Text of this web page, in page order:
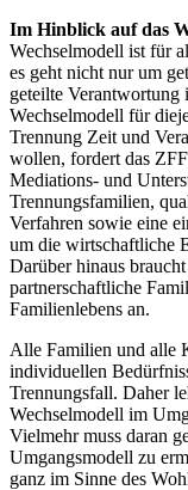
Im Hinblick auf das
Wechselmodell ist für
es geht nicht nur um
geteilte Verantwortung
Wechselmodell für
Trennung Zeit und
wollen, fordert das
Mediations- und
Trennungsfamilien,
Verfahren sowie eine
um die wirtschaftliche
Darüber hinaus
partnerschaftliche
Familienlebens an.
Alle Familien und alle
individuellen
Trennungsfall. Daher
Wechselmodell im
Vielmehr muss daran
Umgangsmodell zu
ganz im Sinne des